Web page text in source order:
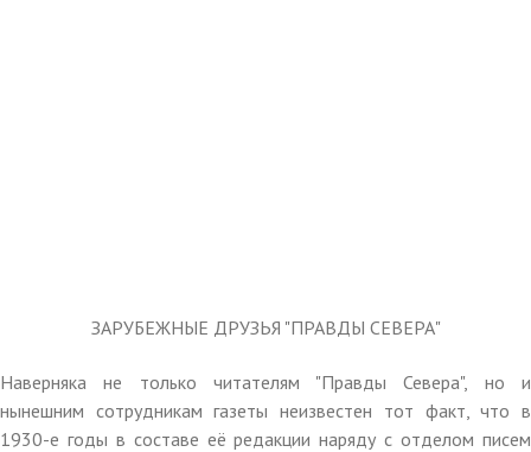
ЗАРУБЕЖНЫЕ ДРУЗЬЯ "ПРАВДЫ СЕВЕРА"
Наверняка не только читателям "Правды Севера", но и
нынешним сотрудникам газеты неизвестен тот факт, что в
1930-е годы в составе её редакции наряду с отделом писем